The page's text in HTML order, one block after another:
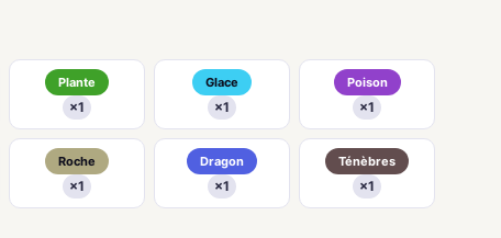
Plante
×1
Glace
×1
Poison
×1
Roche
×1
Dragon
×1
Ténèbres
×1